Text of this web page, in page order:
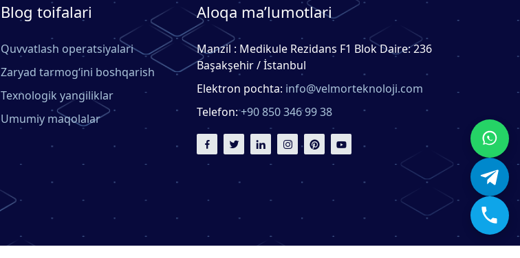
Blog toifalari
Quvvatlash operatsiyalari
Zaryad tarmog‘ini boshqarish
Texnologik yangiliklar
Umumiy maqolalar
Aloqa ma’lumotlari
Manzil : Medikule Rezidans F1 Blok Daire: 236
Başakşehir / İstanbul
Elektron pochta: info@velmorteknoloji.com
Telefon:+90 850 346 99 38